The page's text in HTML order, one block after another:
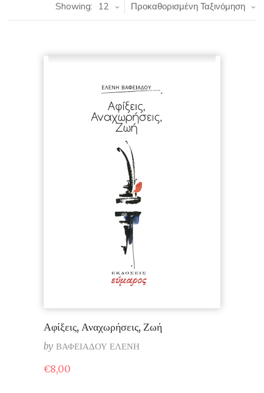
Προκαθορισμένη Ταξινόμηση
Showing: 12
Αφίξεις, Αναχωρήσεις, Ζωή
by ΒΑΦΕΙΑΔΟΥ ΕΛΕΝΗ
€8,00